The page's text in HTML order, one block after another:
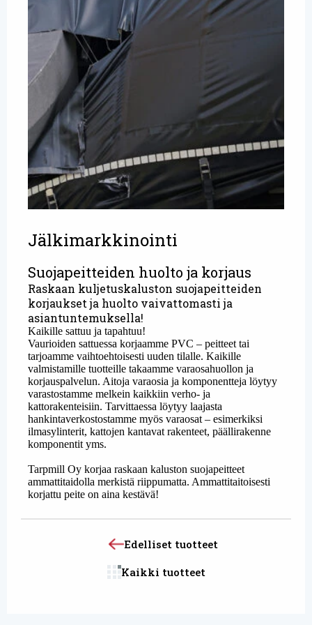
Jälkimarkkinointi
Suojapeitteiden huolto ja korjaus
Raskaan kuljetuskaluston suojapeitteiden
korjaukset ja huolto vaivattomasti ja
asiantuntemuksella!
Kaikille sattuu ja tapahtuu!
Vaurioiden sattuessa korjaamme PVC – peitteet tai
tarjoamme vaihtoehtoisesti uuden tilalle. Kaikille
valmistamille tuotteille takaamme varaosahuollon ja
korjauspalvelun. Aitoja varaosia ja komponentteja löytyy
varastostamme melkein kaikkiin verho- ja
kattorakenteisiin. Tarvittaessa löytyy laajasta
hankintaverkostostamme myös varaosat – esimerkiksi
ilmasylinterit, kattojen kantavat rakenteet, päällirakenne
komponentit yms.
Tarpmill Oy korjaa raskaan kaluston suojapeitteet
ammattitaidolla merkistä riippumatta. Ammattitaitoisesti
korjattu peite on aina kestävä!
Edelliset tuotteet
Kaikki tuotteet